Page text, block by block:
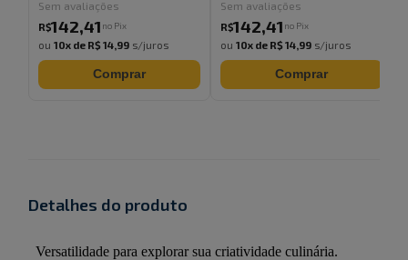
Sem avaliações
R$142,41 no Pix
ou 10x de R$ 14,99 s/juros
Comprar
Sem avaliações
R$142,41 no Pix
ou 10x de R$ 14,99 s/juros
Comprar
Detalhes do produto